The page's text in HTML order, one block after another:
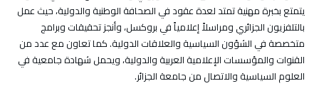
يتمتع بخبرة مهنية تمتد لعدة عقود في الصحافة الوطنية والدولية، حيث عمل
بالتلفزيون الجزائري ومراسلاً إعلامياً في بروكسل، وأنجز تحقيقات وبرامج
متخصصة في الشؤون السياسية والعلاقات الدولية. كما تعاون مع عدد من
القنوات والمؤسسات الإعلامية العربية والدولية، ويحمل شهادة جامعية في
العلوم السياسية والاتصال من جامعة الجزائر.